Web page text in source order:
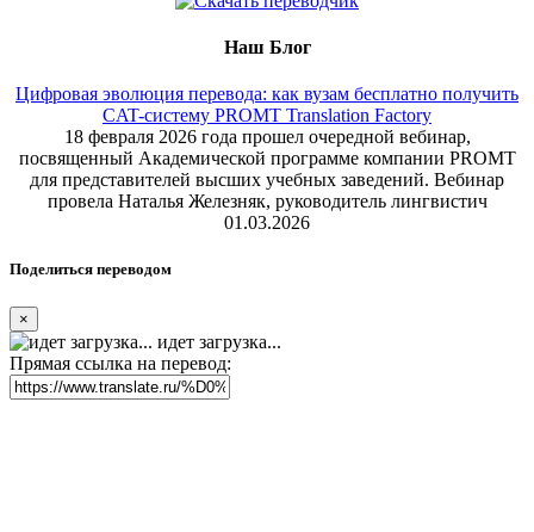
Наш Блог
Цифровая эволюция перевода: как вузам бесплатно получить
CAT-систему PROMT Translation Factory
18 февраля 2026 года прошел очередной вебинар,
посвященный Академической программе компании PROMT
для представителей высших учебных заведений. Вебинар
провела Наталья Железняк, руководитель лингвистич
01.03.2026
Поделиться переводом
×
идет загрузка...
Прямая ссылка на перевод: